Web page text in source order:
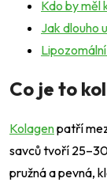
Kdo by měl
Jak dlouho
Co je to
Kolagenpatří
savců tvoří
pružná a pevná,